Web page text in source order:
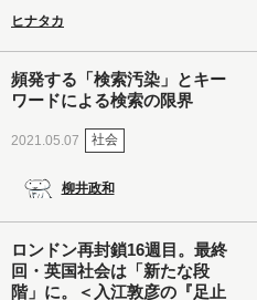
ヒナタカ
頻発する「検索汚染」とキー
ワードによる検索の限界
2021.05.07 社会
柳井政和
ロンドン再封鎖16週目。最終
回・英国社会は「新たな段
階」に。＜入江敦彦の『足止